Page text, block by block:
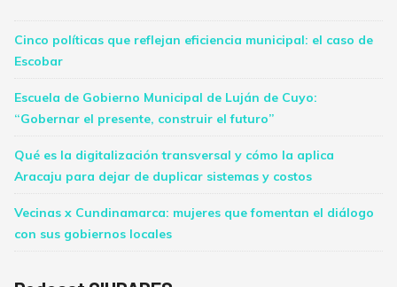
Cinco políticas que reflejan eficiencia municipal: el caso de
Escobar
Escuela de Gobierno Municipal de Luján de Cuyo:
“Gobernar el presente, construir el futuro”
Qué es la digitalización transversal y cómo la aplica
Aracaju para dejar de duplicar sistemas y costos
Vecinas x Cundinamarca: mujeres que fomentan el diálogo
con sus gobiernos locales